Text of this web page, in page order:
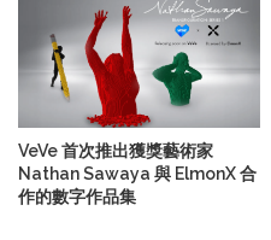
VeVe 首次推出獲獎藝術家
Nathan Sawaya 與 ElmonX 合
作的數字作品集